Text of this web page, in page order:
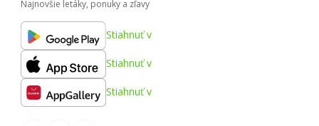
Najnovšie letáky, ponuky a zľavy
Stiahnuť v
Stiahnuť v
Stiahnuť v